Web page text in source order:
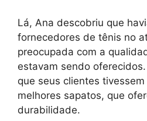
Lá, Ana descobriu que
fornecedores de tênis no
preocupada com a
estavam sendo
que seus clientes
melhores sapatos, que
durabilidade.